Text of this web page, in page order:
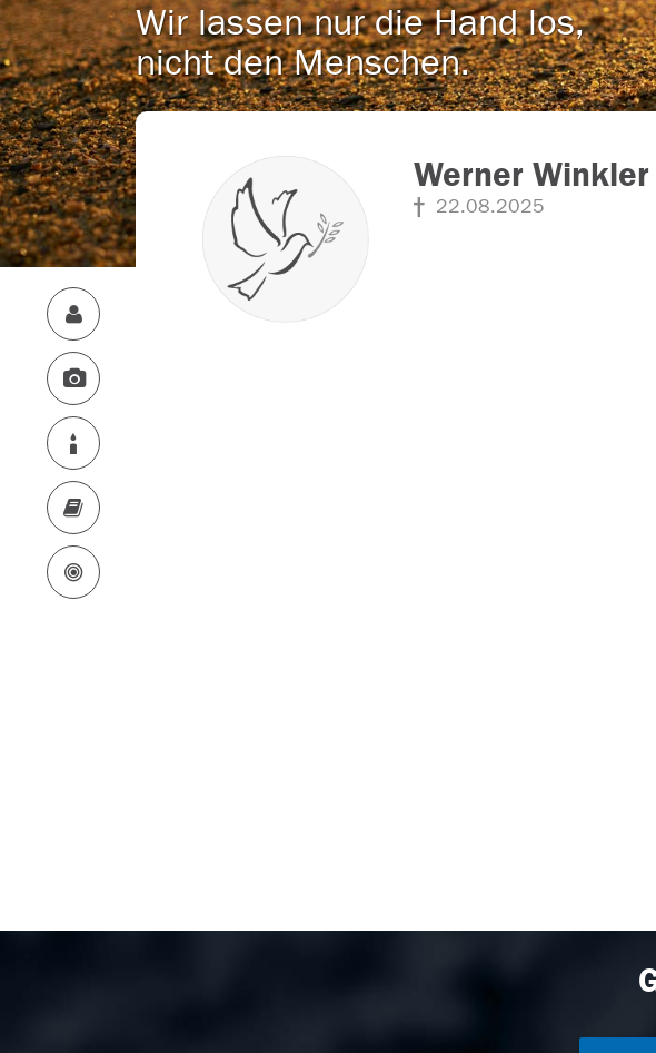
Wir lassen nur die Hand los,
nicht den Menschen.
Werner Winkler
22.08.2025